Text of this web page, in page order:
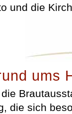
und die
ums
die sich